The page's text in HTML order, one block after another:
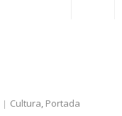
Cultura, Portada